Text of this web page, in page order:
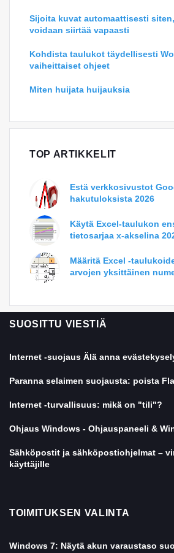
Sijoita kuvat automaattisesti
voidaan siirtää vapaasti
Kohdista taulukot täydellisesti
vaiheittaiset ohjeet
Miten huijata huijauksia
TOP ARTIKKELIT
Estä verkkosivustot
hakutuloksista 2026
Käytä Excel-taulukon
tietosarjaa x-akselina
Määritä Excel -
arvojen yksittäinen
SUOSITTU VIESTIÄ
Internet -suojaus Älä anna
Paranna selaimen suojausta: poista
Internet -turvallisuus: mikä on "tili"?
Ohjaus Windows - Ohjauspaneeli &
Sähköpostit ja sähköpostiohjelmat –
käyttäjille
TOIMITUKSEN VALINTA
Windows 7: Näytä akun varaustaso